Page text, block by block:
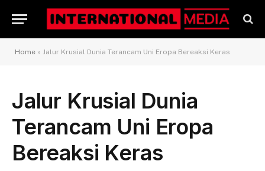
Home » Jalur Krusial Dunia Terancam Uni Eropa Bereaksi Keras
Jalur Krusial Dunia
Terancam Uni Eropa
Bereaksi Keras